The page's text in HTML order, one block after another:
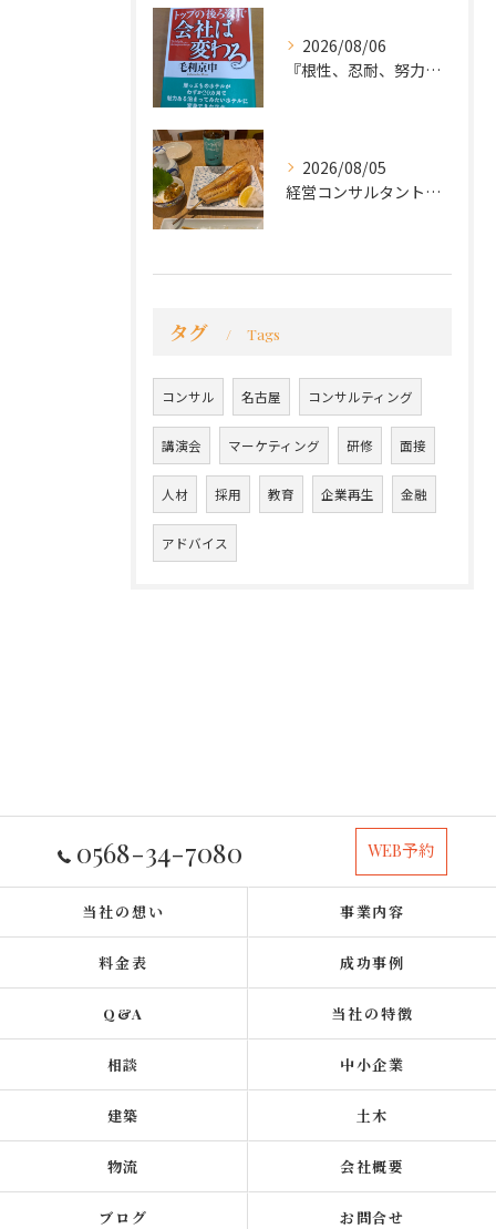
2026/08/06
『根性、忍耐、努力という言葉は死語なのか』
2026/08/05
経営コンサルタントのモーちゃん・毛利京申です。
タグ Tags
コンサル 名古屋 コンサルティング
講演会 マーケティング 研修 面接
人材 採用 教育 企業再生 金融
アドバイス
0568-34-7080 WEB予約
当社の想い 事業内容
料金表 成功事例
Q&A 当社の特徴
相談 中小企業
建築 土木
物流 会社概要
ブログ お問合せ